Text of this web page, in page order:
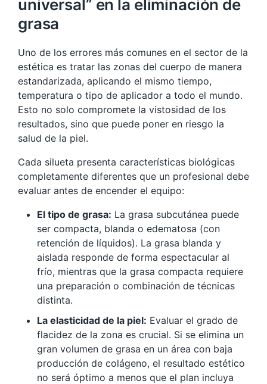
universal” en la eliminación de
grasa
Uno de los errores más comunes en el sector de la
estética es tratar las zonas del cuerpo de manera
estandarizada, aplicando el mismo tiempo,
temperatura o tipo de aplicador a todo el mundo.
Esto no solo compromete la vistosidad de los
resultados, sino que puede poner en riesgo la
salud de la piel.
Cada silueta presenta características biológicas
completamente diferentes que un profesional debe
evaluar antes de encender el equipo:
El tipo de grasa: La grasa subcutánea puede
ser compacta, blanda o edematosa (con
retención de líquidos). La grasa blanda y
aislada responde de forma espectacular al
frío, mientras que la grasa compacta requiere
una preparación o combinación de técnicas
distinta.
La elasticidad de la piel: Evaluar el grado de
flacidez de la zona es crucial. Si se elimina un
gran volumen de grasa en un área con baja
producción de colágeno, el resultado estético
no será óptimo a menos que el plan incluya